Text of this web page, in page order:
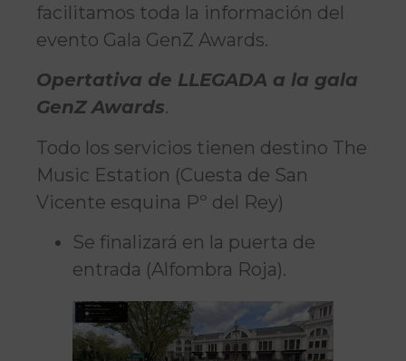
facilitamos toda la información del
evento Gala GenZ Awards.
Opertativa de LLEGADA a la gala
GenZ Awards.
Todo los servicios tienen destino The
Music Estation (Cuesta de San
Vicente esquina Pº del Rey)
Se finalizará en la puerta de
entrada (Alfombra Roja).